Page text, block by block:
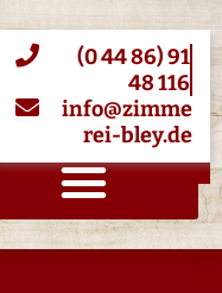
(0 44 86) 91
48 116
info@zimme
rei-bley.de